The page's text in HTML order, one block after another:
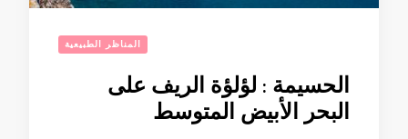
المناظر الطبيعية
الحسيمة : لؤلؤة الريف على
البحر الأبيض المتوسط